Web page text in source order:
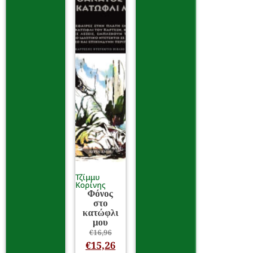
Τζίμμυ
Κορίνης
Φόνος
στο
κατώφλι
μου
€16,96
€15,26